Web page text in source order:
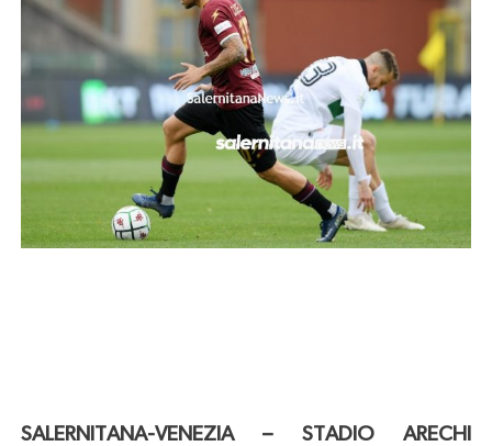
SALERNITANA-VENEZIA – STADIO ARECHI